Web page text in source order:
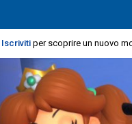
Iscriviti per scoprire un nuovo